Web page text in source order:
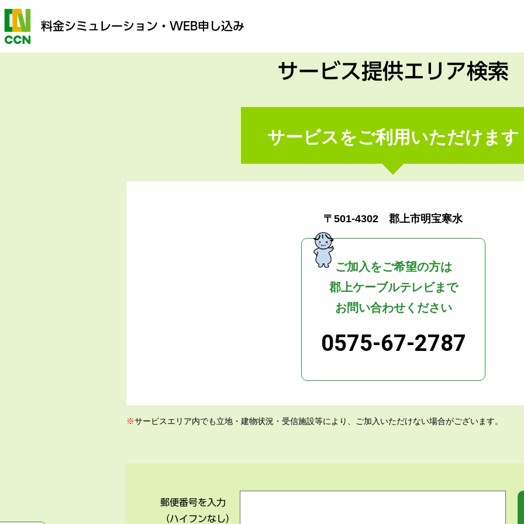
料金シミュレーション ・WEB申し込み
サービス提供エリア検索
サービスをご利用いただけます
〒501-4302 郡上市明宝寒水
ご加入をご希望の方は
郡上ケーブルテレビまで
お問い合わせください
0575-67-2787
※サービスエリア内でも立地・建物状況・受信施設等により、ご加入いただけない場合がございます。
郵便番号を入力
（ハイフンなし）